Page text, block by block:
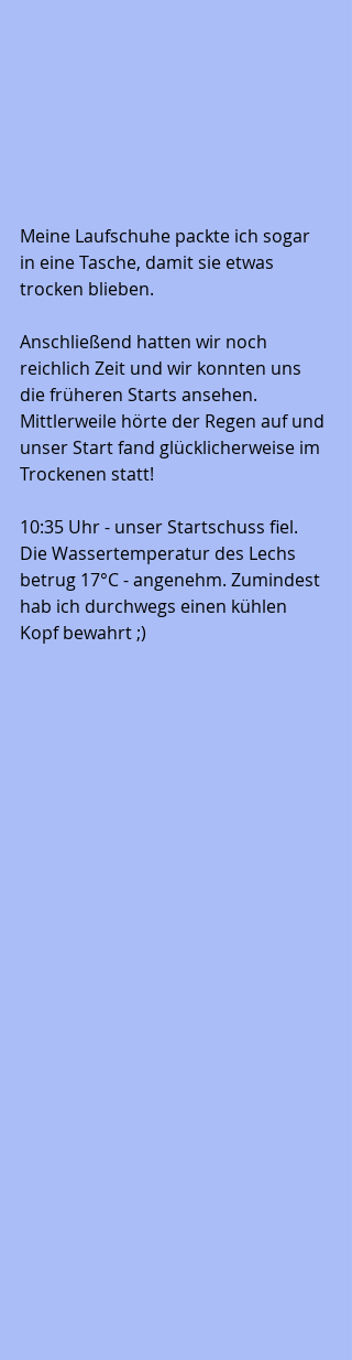
Meine Laufschuhe packte ich sogar
in eine Tasche, damit sie etwas
trocken blieben.
Anschließend hatten wir noch
reichlich Zeit und wir konnten uns
die früheren Starts ansehen.
Mittlerweile hörte der Regen auf und
unser Start fand glücklicherweise im
Trockenen statt!
10:35 Uhr - unser Startschuss fiel.
Die Wassertemperatur des Lechs
betrug 17°C - angenehm. Zumindest
hab ich durchwegs einen kühlen
Kopf bewahrt ;)